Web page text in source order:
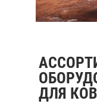
ДЛЯ